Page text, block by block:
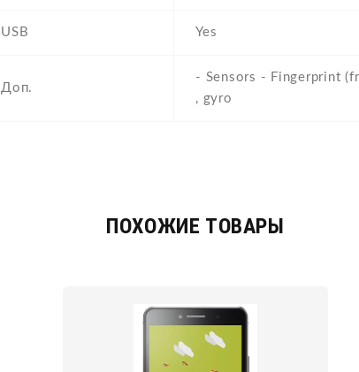
USB Yes
Доп.
- Sensors - Fingerprint
, gyro
ПОХОЖИЕ ТОВАРЫ